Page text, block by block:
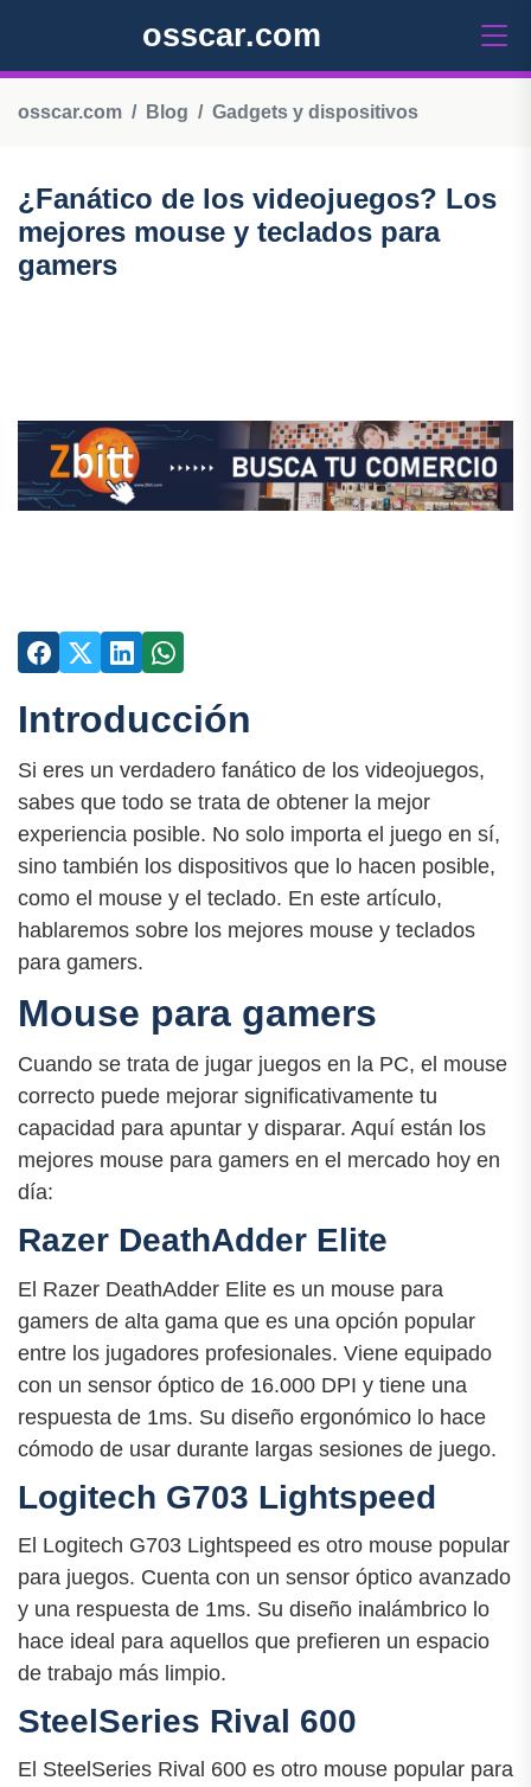
osscar.com
osscar.com Blog Gadgets y dispositivos
¿Fanático de los videojuegos? Los
mejores mouse y teclados para
gamers
Introducción
Si eres un verdadero fanático de los videojuegos,
sabes que todo se trata de obtener la mejor
experiencia posible. No solo importa el juego en sí,
sino también los dispositivos que lo hacen posible,
como el mouse y el teclado. En este artículo,
hablaremos sobre los mejores mouse y teclados
para gamers.
Mouse para gamers
Cuando se trata de jugar juegos en la PC, el mouse
correcto puede mejorar significativamente tu
capacidad para apuntar y disparar. Aquí están los
mejores mouse para gamers en el mercado hoy en
día:
Razer DeathAdder Elite
El Razer DeathAdder Elite es un mouse para
gamers de alta gama que es una opción popular
entre los jugadores profesionales. Viene equipado
con un sensor óptico de 16.000 DPI y tiene una
respuesta de 1ms. Su diseño ergonómico lo hace
cómodo de usar durante largas sesiones de juego.
Logitech G703 Lightspeed
El Logitech G703 Lightspeed es otro mouse popular
para juegos. Cuenta con un sensor óptico avanzado
y una respuesta de 1ms. Su diseño inalámbrico lo
hace ideal para aquellos que prefieren un espacio
de trabajo más limpio.
SteelSeries Rival 600
El SteelSeries Rival 600 es otro mouse popular para